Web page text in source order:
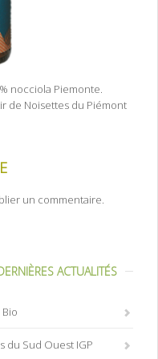
nocciola Piemonte.
de Noisettes du Piémont
un commentaire.
ACTUALITÉS
du Sud Ouest IGP